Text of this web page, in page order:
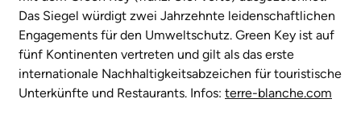
Das Siegel würdigt zwei Jahrzehnte leidenschaftlichen
Engagements für den Umweltschutz. Green Key ist auf
fünf Kontinenten vertreten und gilt als das erste
internationale Nachhaltigkeitsabzeichen für touristische
Unterkünfte und Restaurants. Infos: terre-blanche.com